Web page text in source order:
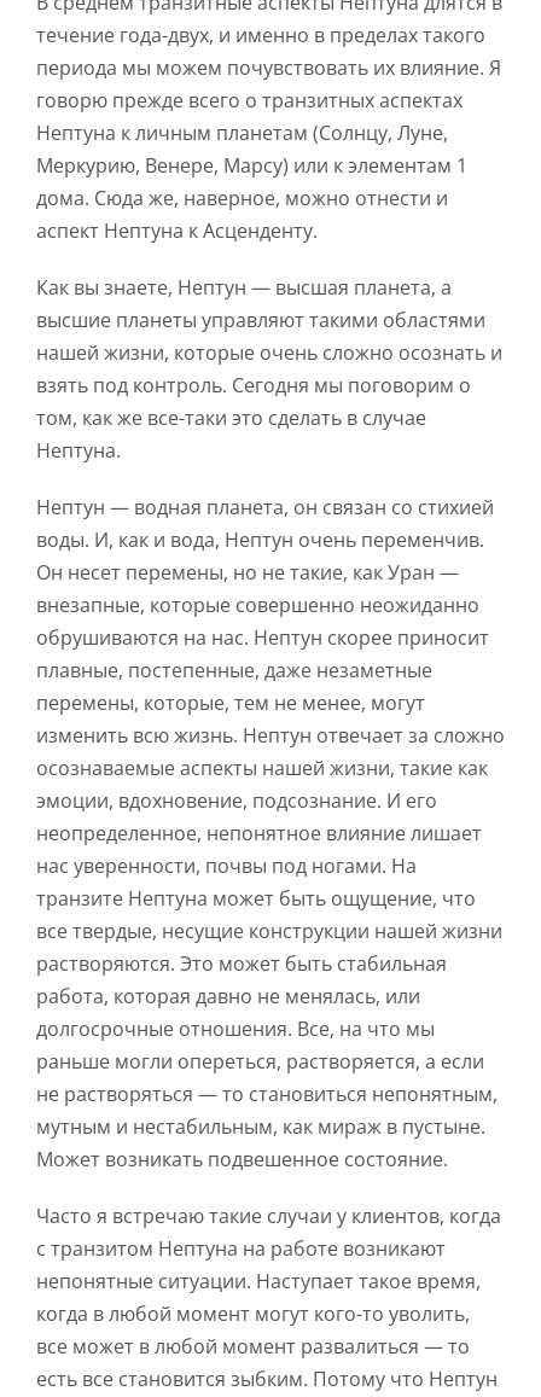
течение года-двух, и именно в пределах такого
периода мы можем почувствовать их влияние. Я
говорю прежде всего о транзитных аспектах
Нептуна к личным планетам (Солнцу, Луне,
Меркурию, Венере, Марсу) или к элементам 1
дома. Сюда же, наверное, можно отнести и
аспект Нептуна к Асценденту.
Как вы знаете, Нептун — высшая планета, а
высшие планеты управляют такими областями
нашей жизни, которые очень сложно осознать и
взять под контроль. Сегодня мы поговорим о
том, как же все-таки это сделать в случае
Нептуна.
Нептун — водная планета, он связан со стихией
воды. И, как и вода, Нептун очень переменчив.
Он несет перемены, но не такие, как Уран —
внезапные, которые совершенно неожиданно
обрушиваются на нас. Нептун скорее приносит
плавные, постепенные, даже незаметные
перемены, которые, тем не менее, могут
изменить всю жизнь. Нептун отвечает за сложно
осознаваемые аспекты нашей жизни, такие как
эмоции, вдохновение, подсознание. И его
неопределенное, непонятное влияние лишает
нас уверенности, почвы под ногами. На
транзите Нептуна может быть ощущение, что
все твердые, несущие конструкции нашей жизни
растворяются. Это может быть стабильная
работа, которая давно не менялась, или
долгосрочные отношения. Все, на что мы
раньше могли опереться, растворяется, а если
не растворяться — то становиться непонятным,
мутным и нестабильным, как мираж в пустыне.
Может возникать подвешенное состояние.
Часто я встречаю такие случаи у клиентов, когда
с транзитом Нептуна на работе возникают
непонятные ситуации. Наступает такое время,
когда в любой момент могут кого-то уволить,
все может в любой момент развалиться — то
есть все становится зыбким. Потому что Нептун